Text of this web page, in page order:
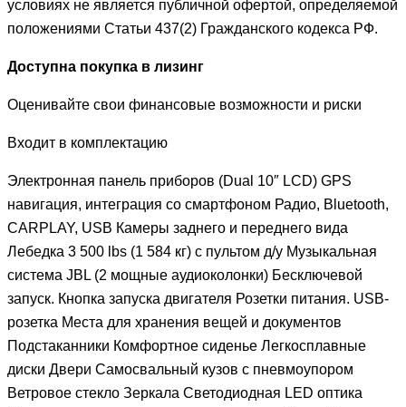
условиях не является публичной офертой, определяемой
положениями Статьи 437(2) Гражданского кодекса РФ.
Доступна покупка в лизинг
Оценивайте свои финансовые возможности и риски
Входит в комплектацию
Электронная панель приборов (Dual 10″ LCD) GPS
навигация, интеграция со смартфоном Радио, Bluetooth,
CARPLAY, USB Камеры заднего и переднего вида
Лебедка 3 500 lbs (1 584 кг) с пультом д/у Музыкальная
система JBL (2 мощные аудиоколонки) Бесключевой
запуск. Кнопка запуска двигателя Розетки питания. USB-
розетка Места для хранения вещей и документов
Подстаканники Комфортное сиденье Легкосплавные
диски Двери Самосвальный кузов с пневмоупором
Ветровое стекло Зеркала Светодиодная LED оптика